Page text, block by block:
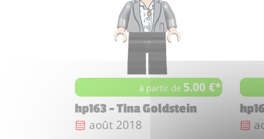
à partir de 5.00 €*
hp163 - Tina Goldstein
Date de sortie :
août 2018